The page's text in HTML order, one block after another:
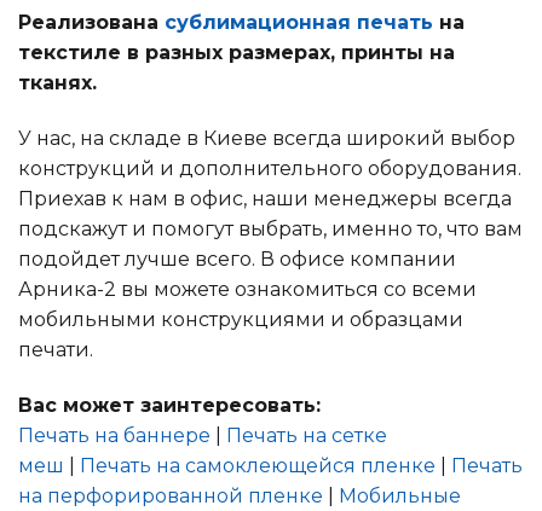
Реализована сублимационная печать на
текстиле в разных размерах, принты на
тканях.
У нас, на складе в Киеве всегда широкий выбор
конструкций и дополнительного оборудования.
Приехав к нам в офис, наши менеджеры всегда
подскажут и помогут выбрать, именно то, что вам
подойдет лучше всего. В офисе компании
Арника-2 вы можете ознакомиться со всеми
мобильными конструкциями и образцами
печати.
Вас может заинтересовать:
Печать на баннере
Печать на сетке
меш
Печать на самоклеющейся пленке
Печать
на перфорированной пленке
Мобильные